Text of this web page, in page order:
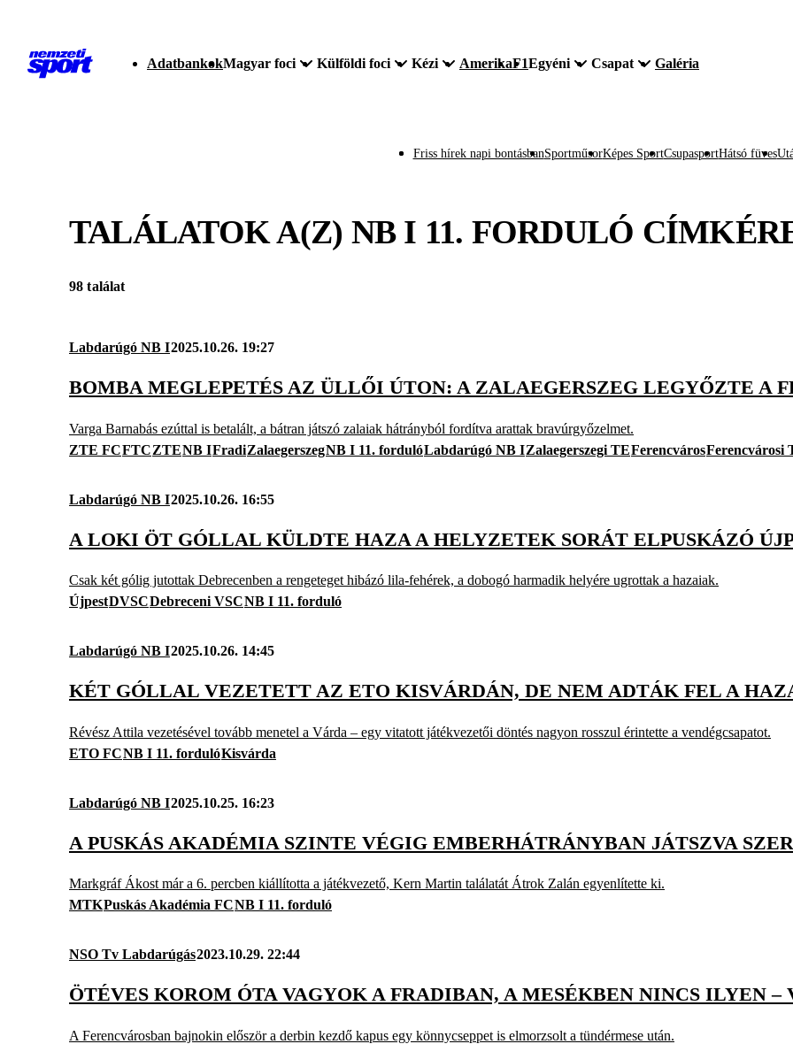
AdatbankokMagyar foci Külföldi foci Kézi AmerikaF1Egyéni Csapat Galéria
Friss hírek napi bontásbanSportműsorKépes SportCsupasportHátsó füves
TALÁLATOK A(Z) NB I 11. FORDULÓ
98 találat
Labdarúgó NB I2025.10.26. 19:27
BOMBA MEGLEPETÉS AZ ÜLLŐI ÚTON: A ZALAEGERSZEG LEGYŐZTE A
Varga Barnabás ezúttal is betalált, a bátran játszó zalaiak hátrányból fordítva arattak bravúrgyőzelmet.
ZTE FCFTCZTENB IFradiZalaegerszegNB I 11. fordulóLabdarúgó NB IZalaegerszegi TEFerencvárosFerencvárosi
Labdarúgó NB I2025.10.26. 16:55
A LOKI ÖT GÓLLAL KÜLDTE HAZA A HELYZETEK SORÁT ELPUSKÁZÓ
Csak két gólig jutottak Debrecenben a rengeteget hibázó lila-fehérek, a dobogó harmadik helyére ugrottak a hazaiak.
ÚjpestDVSCDebreceni VSCNB I 11. forduló
Labdarúgó NB I2025.10.26. 14:45
KÉT GÓLLAL VEZETETT AZ ETO KISVÁRDÁN, DE NEM ADTÁK FEL A
Révész Attila vezetésével tovább menetel a Várda – egy vitatott játékvezetői döntés nagyon rosszul érintette a vendégcsapatot.
ETO FCNB I 11. fordulóKisvárda
Labdarúgó NB I2025.10.25. 16:23
A PUSKÁS AKADÉMIA SZINTE VÉGIG EMBERHÁTRÁNYBAN JÁTSZVA
Markgráf Ákost már a 6. percben kiállította a játékvezető, Kern Martin találatát Átrok Zalán egyenlítette ki.
MTKPuskás Akadémia FCNB I 11. forduló
NSO Tv Labdarúgás2023.10.29. 22:44
ÖTÉVES KOROM ÓTA VAGYOK A FRADIBAN, A MESÉKBEN NINCS ILYEN –
A Ferencvárosban bajnokin először a derbin kezdő kapus egy könnycseppet is elmorzsolt a tündérmese után.